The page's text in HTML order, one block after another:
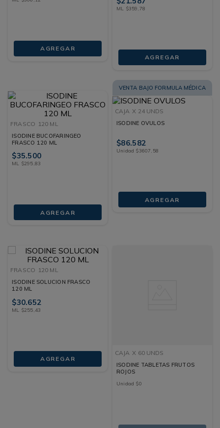
AGREGAR
ML $359 78
AGREGAR
FRASCO 120 ML
ISODINE BUCOFARINGEO
FRASCO 120 ML
$35.500
ML $295,83
AGREGAR
VENTA BAJO FORMULA MÉDICA
CAJA X 24 UNDS
ISODINE OVULOS
$86.582
Unidad $3607, 58
AGREGAR
FRASCO 120 ML
ISODINE SOLUCION FRASCO
120 ML
$30.652
ML $255,43
AGREGAR
CAJA X 60 UNDS
ISODINE TABLETAS FRUTOS
ROJOS
Unidad $0